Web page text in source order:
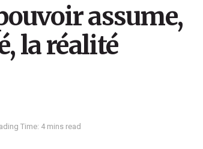
assume,
la réalité
Time: 4 mins read